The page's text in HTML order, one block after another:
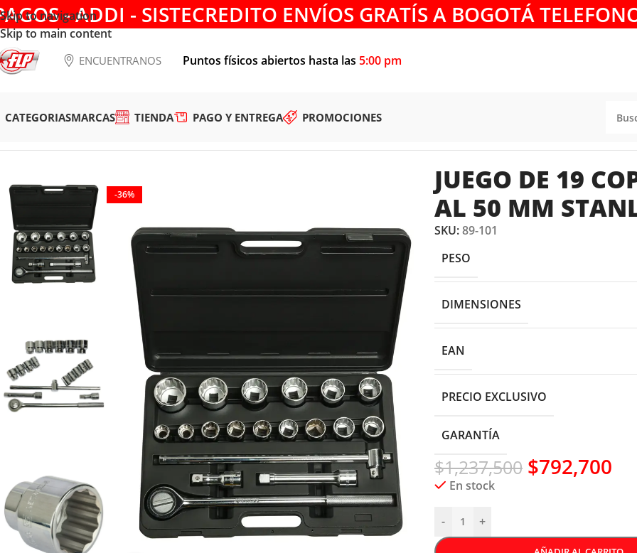
Skip to navigation
Skip to main content
- ADDI - SISTECREDITO ENVÍOS GRATÍS A BOGOTÁ
ENCUENTRANOS Puntos físicos abiertos hasta las 5:00 pm
CATEGORIASMARCAS TIENDA PAGO Y ENTREGA PROMOCIONES
-36%
JUEGO DE 19
AL 50 MM
SKU:89-101
PESO
DIMENSIONES
EAN
PRECIO EXCLUSIVO
GARANTÍA
$1,237,500 $792,700
En stock
- +